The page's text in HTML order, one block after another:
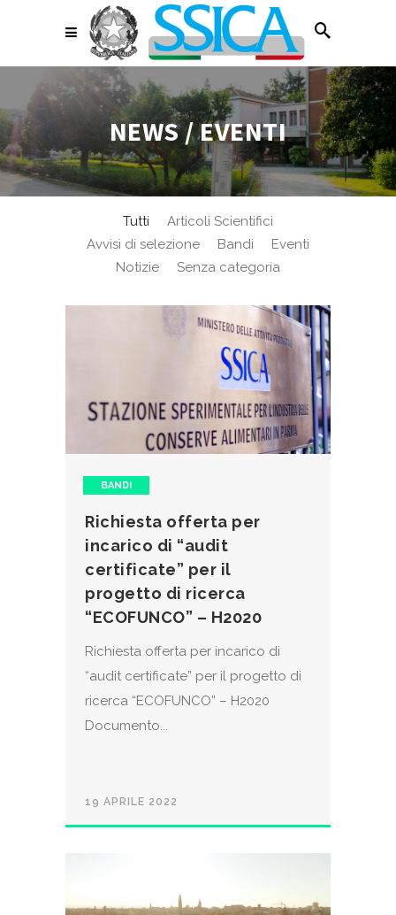
NEWS / EVENTI
Tutti
Articoli Scientifici
Avvisi di selezione
Bandi
Eventi
Notizie
Senza categoria
BANDI
Richiesta offerta per
incarico di “audit
certificate” per il
progetto di ricerca
“ECOFUNCO” – H2020
Richiesta offerta per incarico di
“audit certificate” per il progetto di
ricerca “ECOFUNCO” – H2020
Documento...
19 APRILE 2022